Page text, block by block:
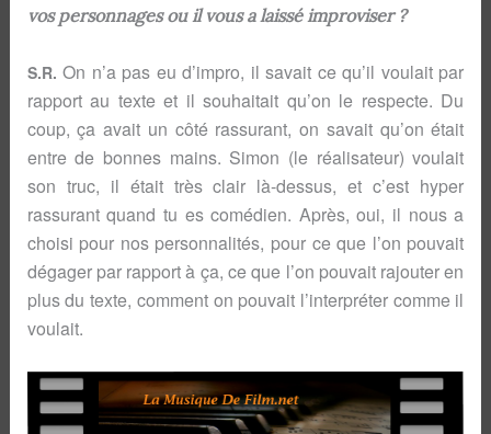
vos personnages ou il vous a laissé improviser ?
S.R.On n’a pas eu d’impro, il savait ce qu’il voulait par
rapport au texte et il souhaitait qu’on le respecte. Du
coup, ça avait un côté rassurant, on savait qu’on était
entre de bonnes mains. Simon (le réalisateur) voulait
son truc, il était très clair là-dessus, et c’est hyper
rassurant quand tu es comédien. Après, oui, il nous a
choisi pour nos personnalités, pour ce que l’on pouvait
dégager par rapport à ça, ce que l’on pouvait rajouter en
plus du texte, comment on pouvait l’interpréter comme il
voulait.